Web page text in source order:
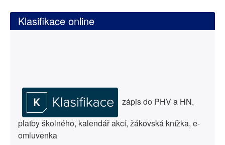
Klasifikace online
zápis do PHV a HN,
platby školného, kalendář akcí, žákovská knížka, e-
omluvenka